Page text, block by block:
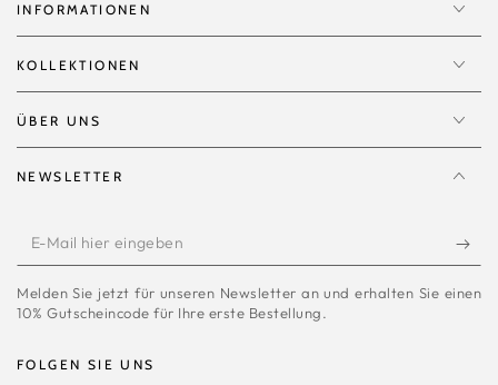
INFORMATIONEN
KOLLEKTIONEN
ÜBER UNS
NEWSLETTER
E-
Mail
hier
Melden Sie jetzt für unseren Newsletter an und erhalten Sie einen
10% Gutscheincode für Ihre erste Bestellung.
FOLGEN SIE UNS